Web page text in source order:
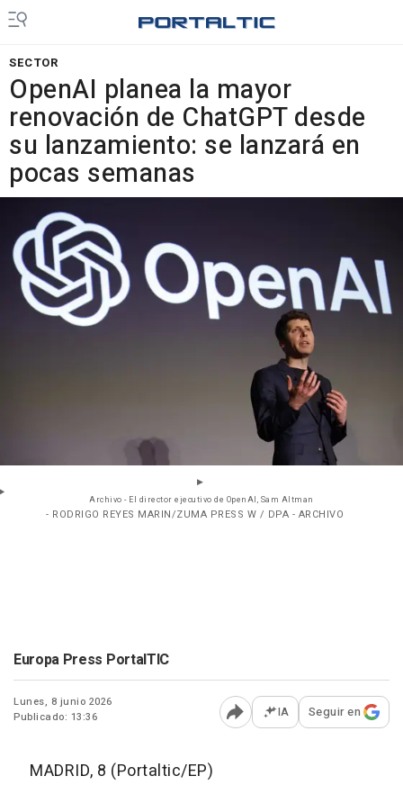
SECTOR
OpenAI planea la mayor
renovación de ChatGPT desde
su lanzamiento: se lanzará en
pocas semanas
Archivo - El director ejecutivo de OpenAI, Sam Altman
- RODRIGO REYES MARIN/ZUMA PRESS W / DPA - ARCHIVO
Europa Press PortalTIC
Lunes, 8 junio 2026
Publicado: 13:36
Abrir opciones para
IA Seguir en
MADRID, 8 (Portaltic/EP)